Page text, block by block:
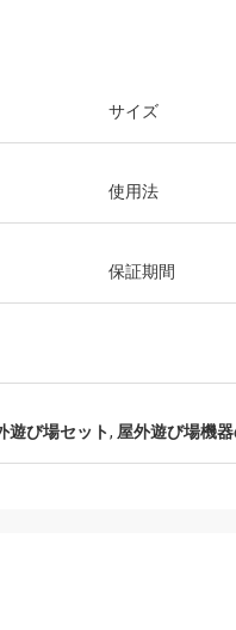
サイズ
使用法
保証期間
遊び場セット, 屋外遊び場機